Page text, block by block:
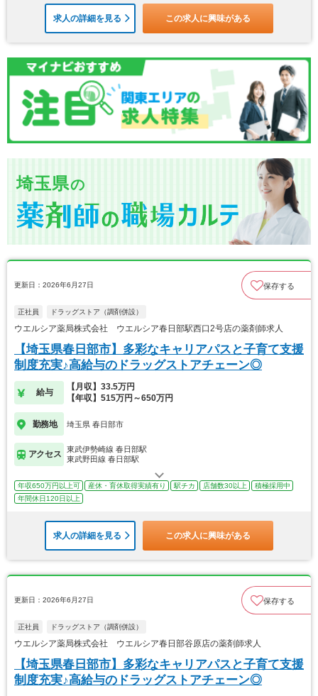
求人の詳細を見る この求人に興味がある
埼玉県の
更新日：2026年6月27日 保存する
正社員 ドラッグストア（調剤併設）
ウエルシア薬局株式会社 ウエルシア春日部駅西口2号店の薬剤師求人
【埼玉県春日部市】多彩なキャリアパスと子育て支援
制度充実♪高給与のドラッグストアチェーン◎
給与
【月収】33.5万円
【年収】515万円～650万円
勤務地 埼玉県 春日部市
アクセス
東武伊勢崎線 春日部駅
東武野田線 春日部駅
年収650万円以上可 産休・育休取得実績有り 駅チカ 店舗数30以上
積極採用中
年間休日120日以上
求人の詳細を見る この求人に興味がある
更新日：2026年6月27日 保存する
正社員 ドラッグストア（調剤併設）
ウエルシア薬局株式会社 ウエルシア春日部谷原店の薬剤師求人
【埼玉県春日部市】多彩なキャリアパスと子育て支援
制度充実♪高給与のドラッグストアチェーン◎